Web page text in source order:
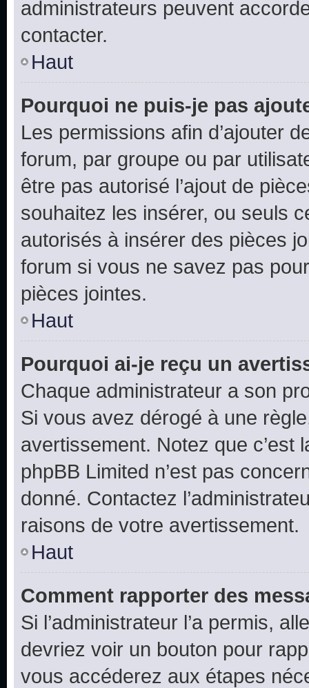
administrateurs peuvent
contacter.
Haut
Pourquoi ne puis-je pas
Les permissions afin d’ajouter
forum, par groupe ou par
être pas autorisé l’ajout de
souhaitez les insérer, ou seuls
autorisés à insérer des pièces
forum si vous ne savez pas
pièces jointes.
Haut
Pourquoi ai-je reçu un
Chaque administrateur a son
Si vous avez dérogé à une
avertissement. Notez que c’est
phpBB Limited n’est pas
donné. Contactez
raisons de votre avertissement.
Haut
Comment rapporter des
Si l’administrateur l’a permis,
devriez voir un bouton pour
vous accéderez aux étapes